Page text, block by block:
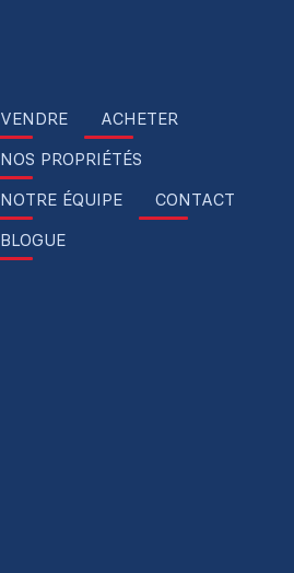
VENDRE
ACHETER
NOS PROPRIÉTÉS
NOTRE ÉQUIPE
CONTACT
BLOGUE